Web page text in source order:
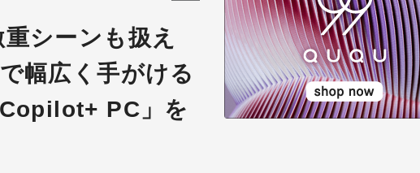
シーンも扱え
幅広く手がける
PC」を